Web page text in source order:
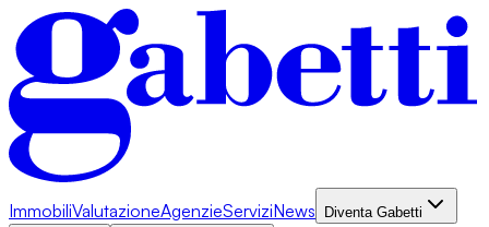
ImmobiliValutazioneAgenzieServiziNews Diventa Gabetti